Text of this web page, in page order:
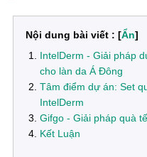
Nội dung bài viết : [Ẩn]
IntelDerm - Giải pháp
cho làn da Á Đông
Tâm điểm dự án: Set
IntelDerm
Gifgo - Giải pháp quà
Kết Luận